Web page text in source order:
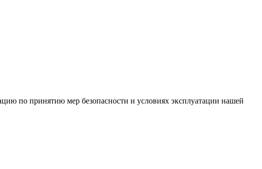
по принятию мер безопасности и условиях эксплуатации нашей